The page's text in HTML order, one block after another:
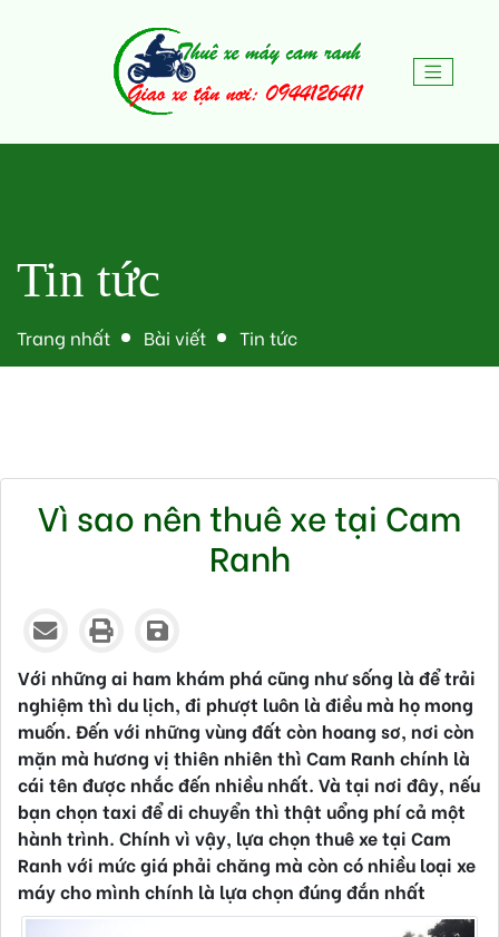
Tin tức
Trang nhất Bài viết Tin tức
Vì sao nên thuê xe tại Cam
Ranh
Với những ai ham khám phá cũng như sống là để trải
nghiệm thì du lịch, đi phượt luôn là điều mà họ mong
muốn. Đến với những vùng đất còn hoang sơ, nơi còn
mặn mà hương vị thiên nhiên thì Cam Ranh chính là
cái tên được nhắc đến nhiều nhất. Và tại nơi đây, nếu
bạn chọn taxi để di chuyển thì thật uổng phí cả một
hành trình. Chính vì vậy, lựa chọn thuê xe tại Cam
Ranh với mức giá phải chăng mà còn có nhiều loại xe
máy cho mình chính là lựa chọn đúng đắn nhất